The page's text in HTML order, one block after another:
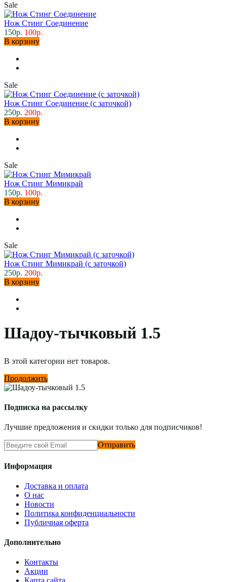
Sale
Нож Стинг Соединение
150р. 100р.
В корзину
Sale
Нож Стинг Соединение (с заточкой)
250р. 200р.
В корзину
Sale
Нож Стинг Мимикрай
150р. 100р.
В корзину
Sale
Нож Стинг Мимикрай (с заточкой)
250р. 200р.
В корзину
Шадоу-тычковый 1.5
В этой категории нет товаров.
Продолжить
Подписка на рассылку
Лучшие предложения и скидки только для подписчиков!
Отправить
Информация
Доставка и оплата
О нас
Новости
Политика конфиденциальности
Публичная оферта
Дополнительно
Контакты
Акции